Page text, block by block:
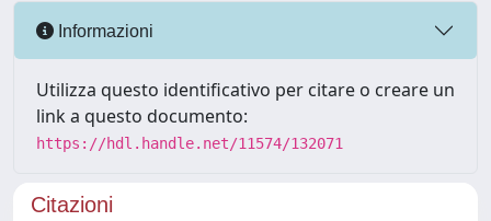
Informazioni
Utilizza questo identificativo per citare o creare un
link a questo documento:
https://hdl.handle.net/11574/132071
Citazioni